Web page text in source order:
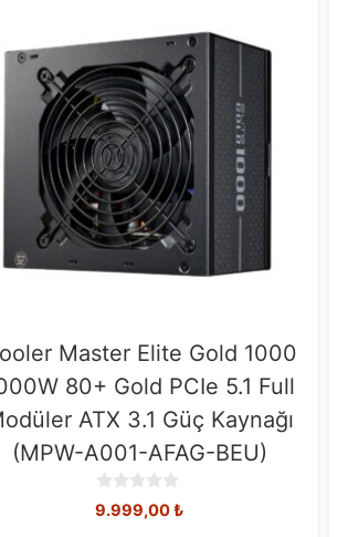
Master Elite Gold 1000
80+ Gold PCIe 5.1 Full
ATX 3.1 Güç Kaynağı
(MPW-A001-AFAG-BEU)
0
o
9.999,00₺